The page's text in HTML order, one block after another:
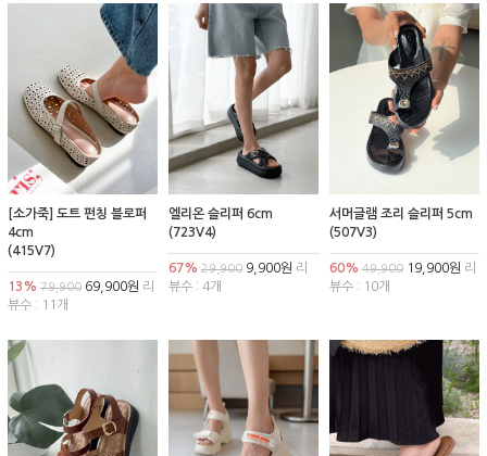
[소가죽] 도트 펀칭 블로퍼
4cm
(415V7)
13% 79,900 69,900원 리
뷰수 : 11개
엘리온 슬리퍼 6cm
(723V4)
67% 29,9009,900원 리
뷰수 : 4개
서머글램 조리 슬리퍼 5cm
(507V3)
60% 49,90019,900원 리
뷰수 : 10개